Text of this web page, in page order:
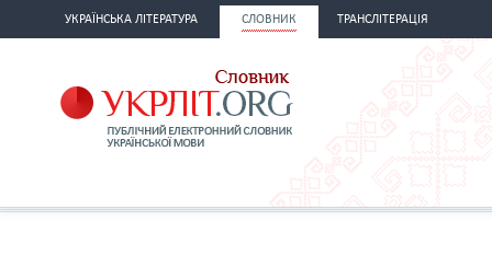
УКРАЇНСЬКА ЛІТЕРАТУРА СЛОВНИК ТРАНСЛІТЕРАЦІЯ